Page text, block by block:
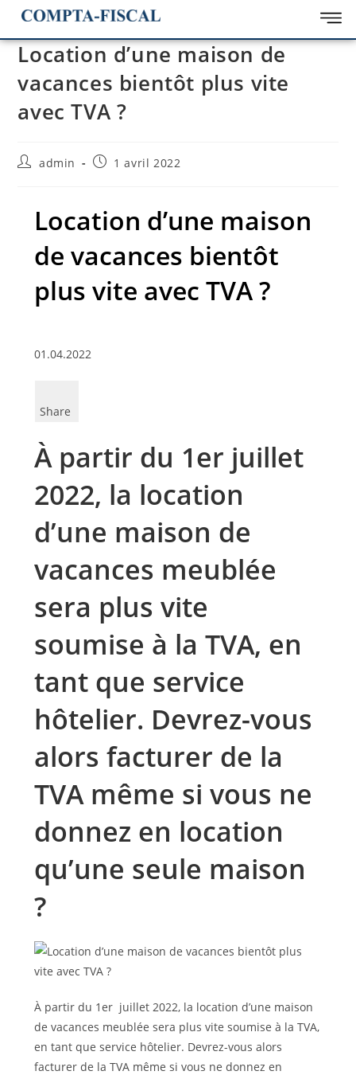
Location d’une maison de
vacances bientôt plus vite
avec TVA ?
admin 1 avril 2022
Location d’une maison
de vacances bientôt
plus vite avec TVA ?
01.04.2022
Share
À partir du 1er juillet
2022, la location
d’une maison de
vacances meublée
sera plus vite
soumise à la TVA, en
tant que service
hôtelier. Devrez-vous
alors facturer de la
TVA même si vous ne
donnez en location
qu’une seule maison
?
À partir du 1er juillet 2022, la location d’une maison
de vacances meublée sera plus vite soumise à la TVA,
en tant que service hôtelier. Devrez-vous alors
facturer de la TVA même si vous ne donnez en